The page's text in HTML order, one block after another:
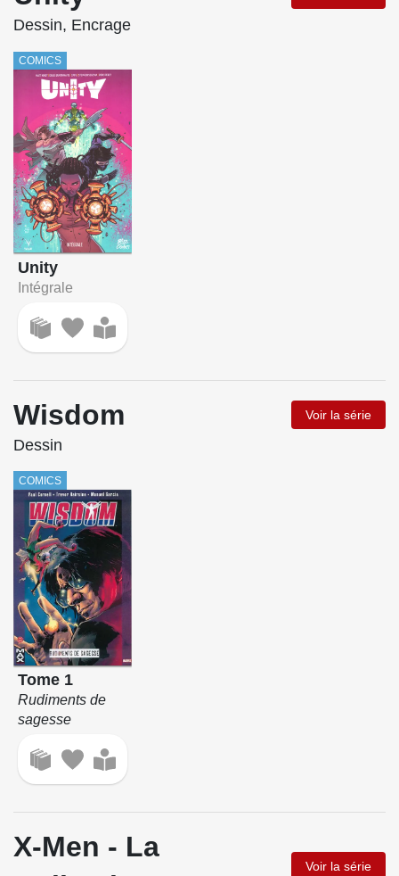
Dessin, Encrage
COMICS
Unity
Intégrale
Wisdom Voir la série
Dessin
COMICS
Tome 1
Rudiments de
sagesse
X-Men - La
Voir la série